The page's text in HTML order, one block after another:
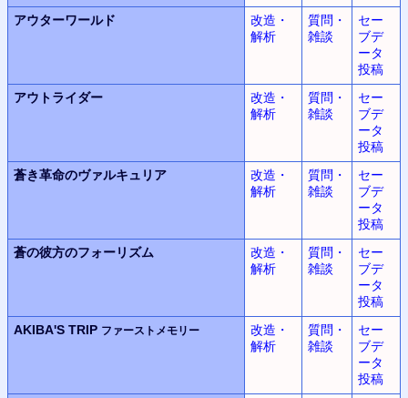
アウターワールド
改造・
解析
質問・
雑談
セー
ブデ
ータ
投稿
アウトライダー
改造・
解析
質問・
雑談
セー
ブデ
ータ
投稿
蒼き革命のヴァルキュリア
改造・
解析
質問・
雑談
セー
ブデ
ータ
投稿
蒼の彼方のフォーリズム
改造・
解析
質問・
雑談
セー
ブデ
ータ
投稿
AKIBA'S TRIP ファーストメモリー
改造・
解析
質問・
雑談
セー
ブデ
ータ
投稿